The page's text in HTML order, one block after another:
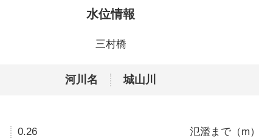
水位情報
三村橋
河川名 城山川
0.26 氾濫まで（m）